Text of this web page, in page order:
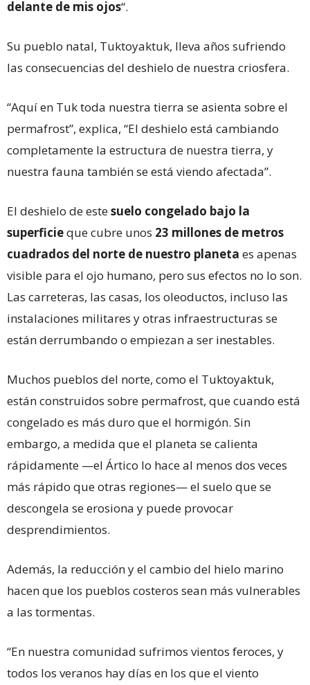
delante de mis ojos“.
Su pueblo natal, Tuktoyaktuk, lleva años sufriendo
las consecuencias del deshielo de nuestra criosfera.
“Aquí en Tuk toda nuestra tierra se asienta sobre el
permafrost”, explica, “El deshielo está cambiando
completamente la estructura de nuestra tierra, y
nuestra fauna también se está viendo afectada”.
El deshielo de estesuelo congelado bajo la
superficieque cubre unos 23 millones de metros
cuadrados del norte de nuestro planeta es apenas
visible para el ojo humano, pero sus efectos no lo son.
Las carreteras, las casas, los oleoductos, incluso las
instalaciones militares y otras infraestructuras se
están derrumbando o empiezan a ser inestables.
Muchos pueblos del norte, como el Tuktoyaktuk,
están construidos sobre permafrost, que cuando está
congelado es más duro que el hormigón. Sin
embargo, a medida que el planeta se calienta
rápidamente —el Ártico lo hace al menos dos veces
más rápido que otras regiones— el suelo que se
descongela se erosiona y puede provocar
desprendimientos.
Además, la reducción y el cambio del hielo marino
hacen que los pueblos costeros sean más vulnerables
a las tormentas.
“En nuestra comunidad sufrimos vientos feroces, y
todos los veranos hay días en los que el viento